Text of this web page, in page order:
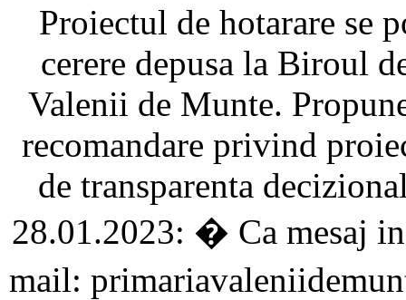
Proiectul de hotarare se
cerere depusa la Biroul
Valenii de Munte.
recomandare privind
de transparenta
28.01.2023: � Ca mesaj
mail: